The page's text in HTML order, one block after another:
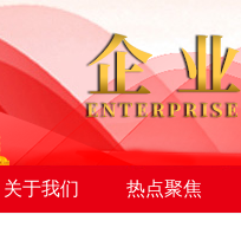
关于我们 热点聚焦